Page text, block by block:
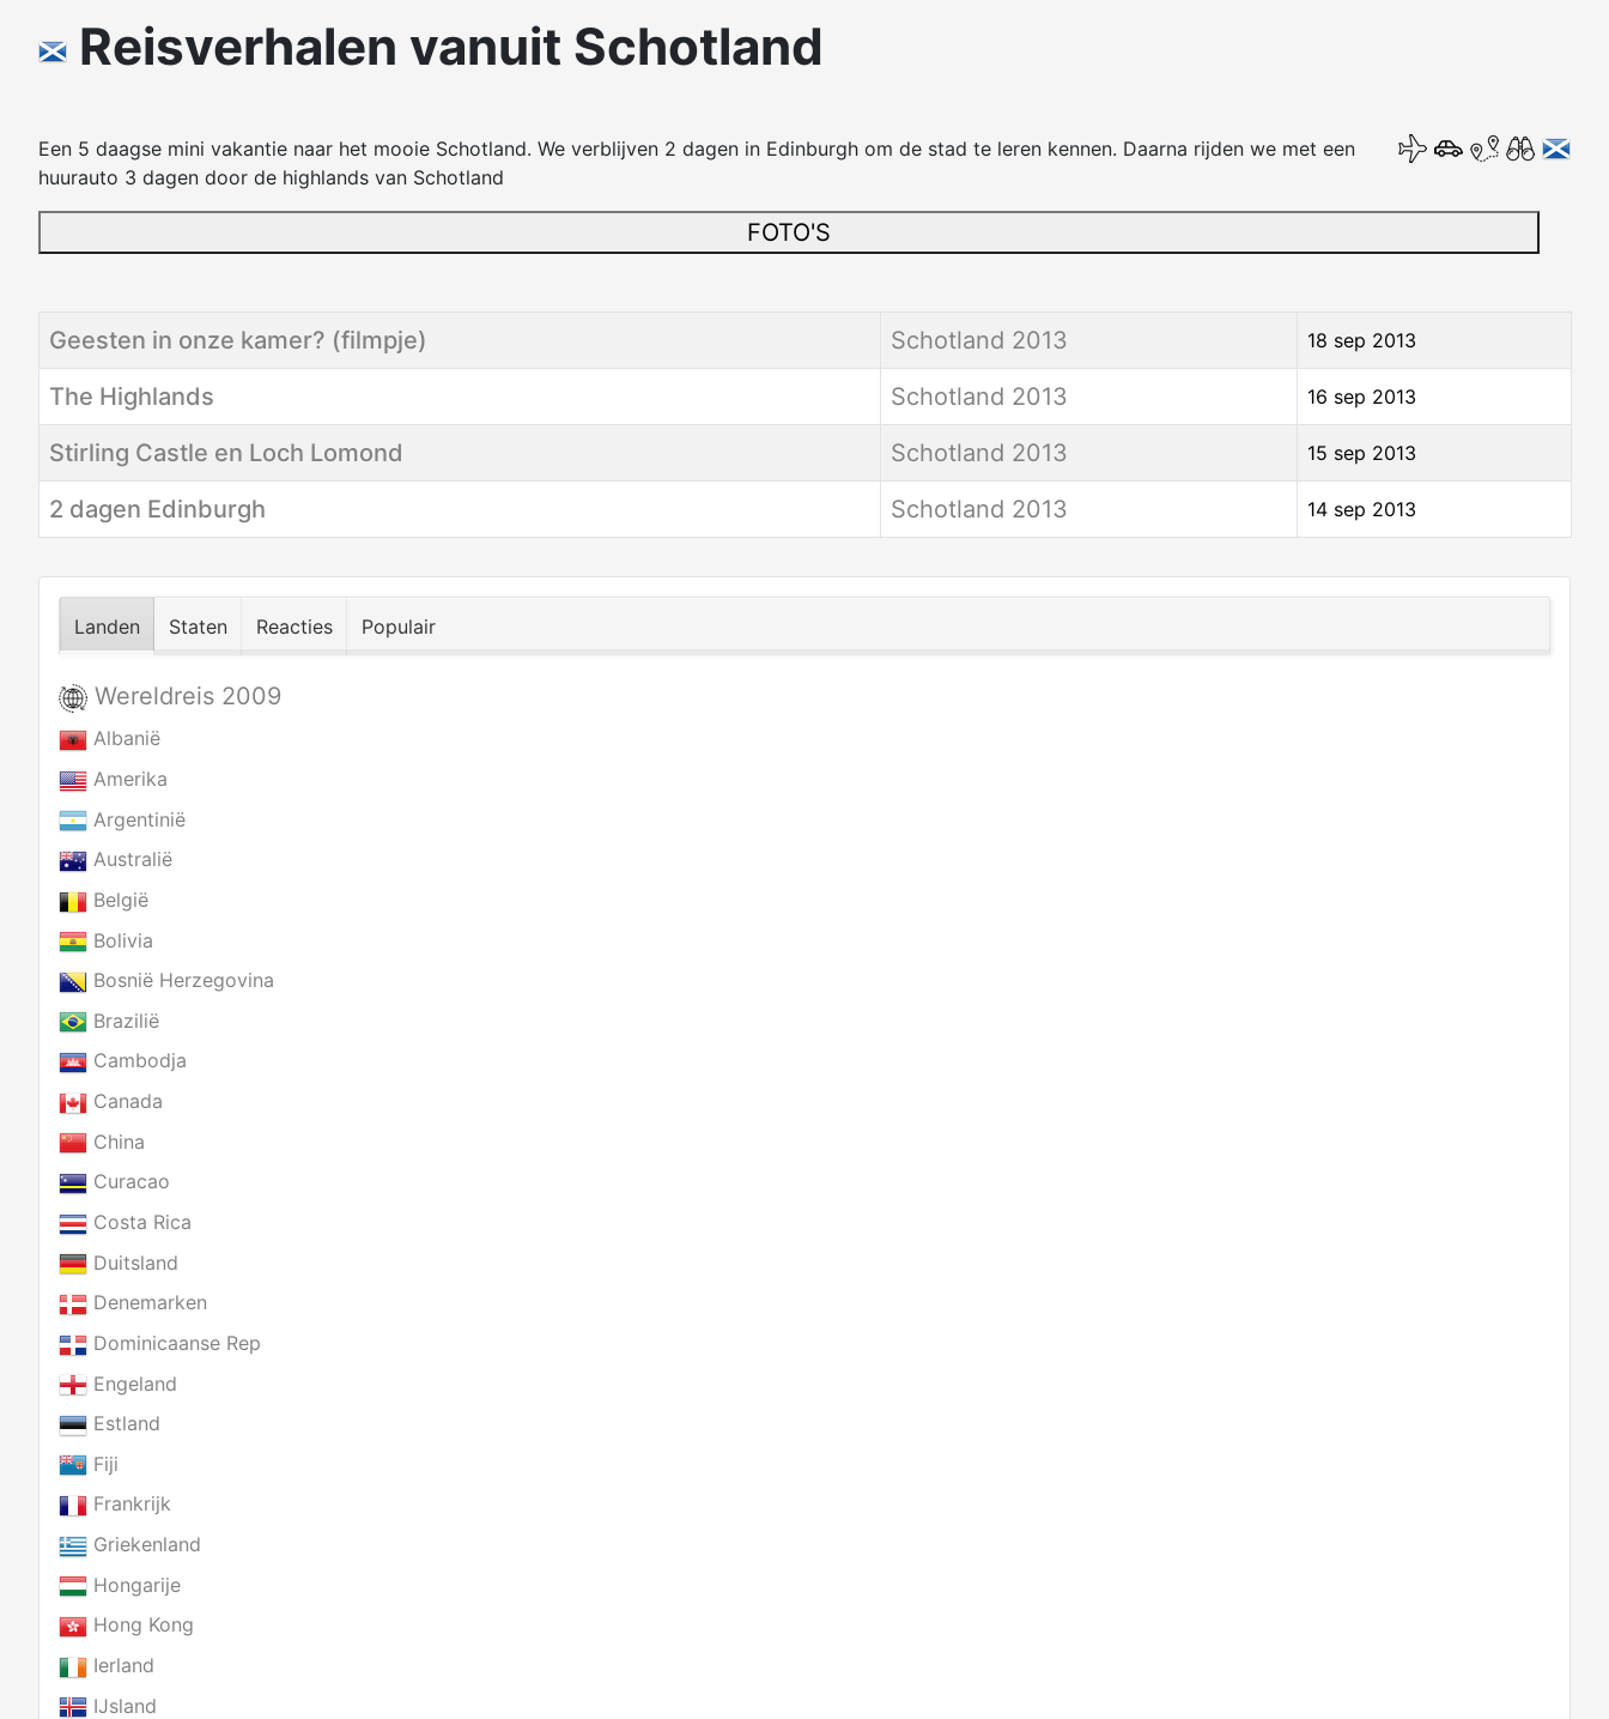
Reisverhalen vanuit Schotland
Een 5 daagse mini vakantie naar het mooie Schotland. We verblijven 2 dagen in Edinburgh om de stad te leren kennen. Daarna rijden we met een
huurauto 3 dagen door de highlands van Schotland
FOTO'S
Titel Categorie Aanmaakdatum
Geesten in onze kamer? (filmpje) Schotland 2013 18 sep 2013
The Highlands Schotland 2013 16 sep 2013
Stirling Castle en Loch Lomond Schotland 2013 15 sep 2013
2 dagen Edinburgh Schotland 2013 14 sep 2013
Landen Staten Reacties Populair
Wereldreis 2009
Albanië
Amerika
Argentinië
Australië
België
Bolivia
Bosnië Herzegovina
Brazilië
Cambodja
Canada
China
Curacao
Costa Rica
Duitsland
Denemarken
Dominicaanse Rep
Engeland
Estland
Fiji
Frankrijk
Griekenland
Hongarije
Hong Kong
Ierland
IJsland